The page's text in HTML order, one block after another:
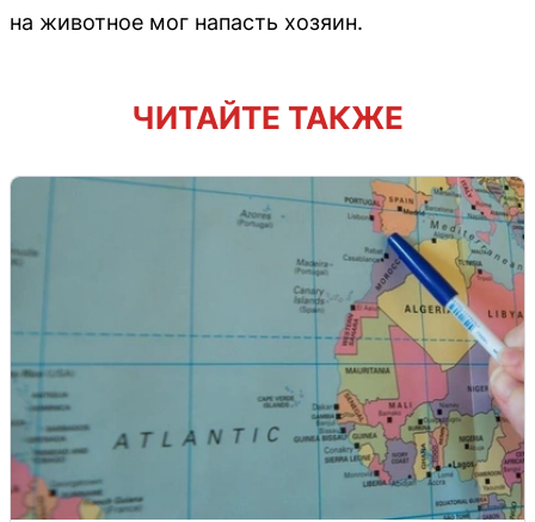
на животное мог напасть хозяин.
ЧИТАЙТЕ ТАКЖЕ